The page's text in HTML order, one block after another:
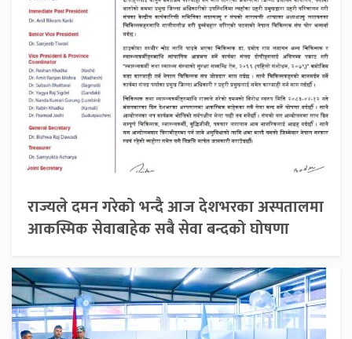
राज्यले दमन गरेको भन्दै आज देशभरका अस्पतालमा
आकस्मिक सेवाबाहेक सबै सेवा बन्दको घोषणा